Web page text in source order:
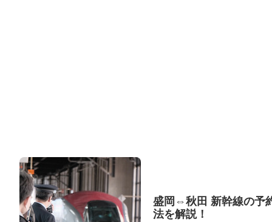
盛岡⇔秋田 新幹線の予
法を解説！